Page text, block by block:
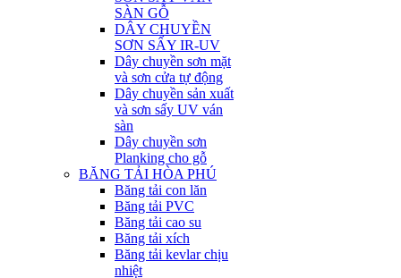
SÀN GỖ
DÂY CHUYỀN
SƠN SẤY IR-UV
Dây chuyền sơn mặt
và sơn cửa tự động
Dây chuyền sản xuất
và sơn sấy UV ván
sàn
Dây chuyền sơn
Planking cho gỗ
BĂNG TẢI HÒA PHÚ
Băng tải con lăn
Băng tải PVC
Băng tải cao su
Băng tải xích
Băng tải kevlar chịu
nhiệt